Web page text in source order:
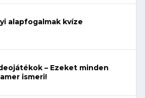
alapfogalmak kvíze
– Ezeket minden
ismeri!